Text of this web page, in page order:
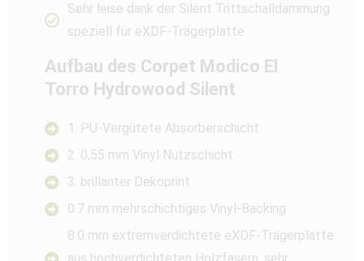
Sehr leise dank der Silent Trittschalldämmung
speziell für eXDF-Trägerplatte
Aufbau des Corpet Modico El
Torro Hydrowood Silent
1. PU-Vergütete Absorberschicht
2. 0,55 mm Vinyl Nutzschicht
3. brillanter Dekoprint
0.7 mm mehrschichtiges Vinyl-Backing
8.0 mm extremverdichtete eXDF-Trägerplatte